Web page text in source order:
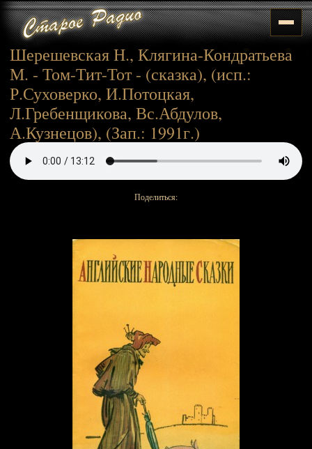
Шерешевская Н., Клягина-Кондратьева
М. - Том-Тит-Тот - (сказка), (исп.:
Р.Суховерко, И.Потоцкая,
Л.Гребенщикова, Вс.Абдулов,
А.Кузнецов), (Зап.: 1991г.)
Поделиться: